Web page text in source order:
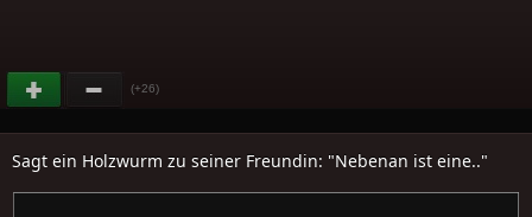
(+26)
Sagt ein Holzwurm zu seiner Freundin: "Nebenan ist eine.."